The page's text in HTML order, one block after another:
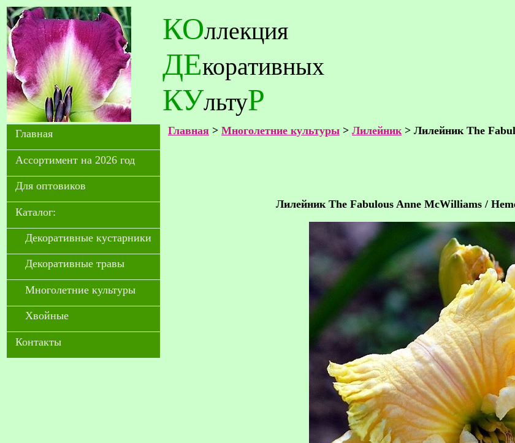
КОллекция
ДЕкоративных
КУльтуР
Главная
Ассортимент на 2026 год
Для оптовиков
Каталог:
Декоративные кустарники
Декоративные травы
Многолетние культуры
Хвойные
Контакты
Главная > Многолетние культуры > Лилейник> Лилейник The
Лилейник The Fabulous Anne McWilliams /